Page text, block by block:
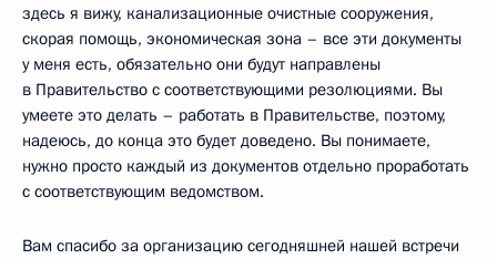
здесь я вижу, канализационные очистные сооружения,
скорая помощь, экономическая зона – все эти документы
у меня есть, обязательно они будут направлены
в Правительство с соответствующими резолюциями. Вы
умеете это делать – работать в Правительстве, поэтому,
надеюсь, до конца это будет доведено. Вы понимаете,
нужно просто каждый из документов отдельно проработать
с соответствующим ведомством.
Вам спасибо за организацию сегодняшней нашей встречи